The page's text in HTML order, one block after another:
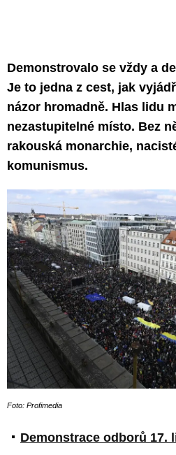
Demonstrovalo se vždy a
Je to jedna z cest, jak
názor hromadně. Hlas lidu
nezastupitelné místo. Bez
rakouská monarchie,
komunismus.
Foto: Profimedia
Demonstrace odborů 17.